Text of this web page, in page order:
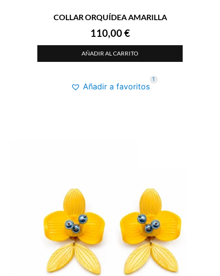
COLLAR ORQUÍDEA AMARILLA
110,00 €
AÑADIR AL CARRITO
Añadir a favoritos
1